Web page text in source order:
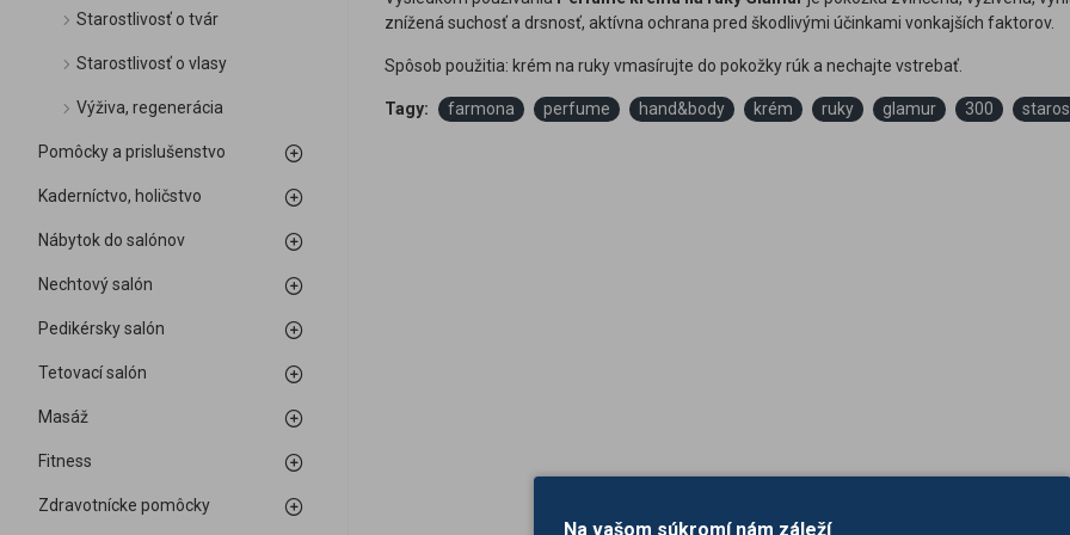
Starostlivosť o tvár
Starostlivosť o vlasy
Výživa, regenerácia
Pomôcky a prislušenstvo
Kaderníctvo, holičstvo
Nábytok do salónov
Nechtový salón
Pedikérsky salón
Tetovací salón
Masáž
Fitness
Zdravotnícke pomôcky
znížená suchosť a drsnosť, aktívna ochrana pred škodlivými účinkami vonkajších faktorov.
Spôsob použitia: krém na ruky vmasírujte do pokožky rúk a nechajte vstrebať.
Tagy: farmona perfume hand&body krém ruky glamur 300
Na vašom súkromí nám záleží